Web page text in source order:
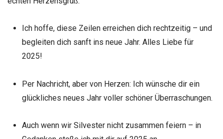
Ich hoffe, diese Zeilen erreichen dich rechtzeitig – und
begleiten dich sanft ins neue Jahr. Alles Liebe für
2025!
Per Nachricht, aber von Herzen: Ich wünsche dir ein
glückliches neues Jahr voller schöner Überraschungen.
Auch wenn wir Silvester nicht zusammen feiern – in